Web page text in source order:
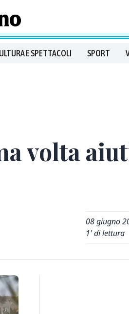
E SPETTACOLI SPORT
volta
08 giugno
1' di lettura